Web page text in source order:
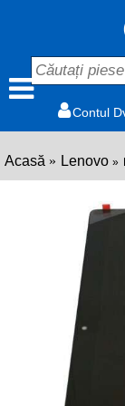
Contul
Acasă Lenovo